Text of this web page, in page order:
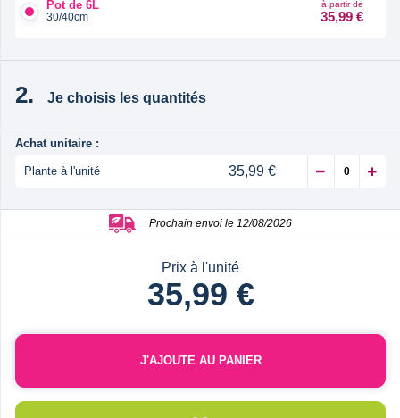
Pot de 6L
30/40cm
à partir de
35,99 €
Je choisis les quantités
Achat unitaire :
Plante à l'unité 35,99 €
Prochain envoi le 12/08/2026
Prix à l'unité
35,99 €
J'AJOUTE AU PANIER